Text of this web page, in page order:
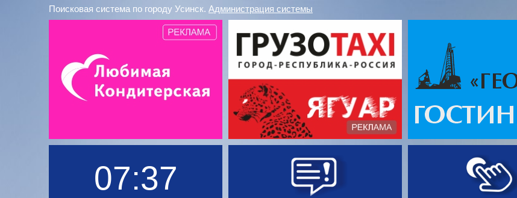
Поисковая система по городу Усинск. Администрация системы
07:37